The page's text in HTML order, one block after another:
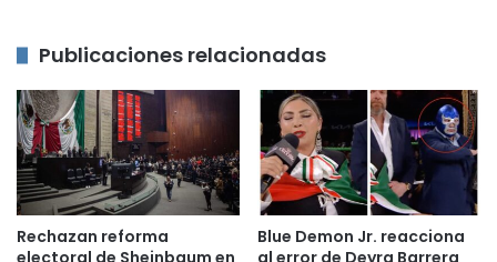
Publicaciones relacionadas
Rechazan reforma
Blue Demon Jr. reacciona